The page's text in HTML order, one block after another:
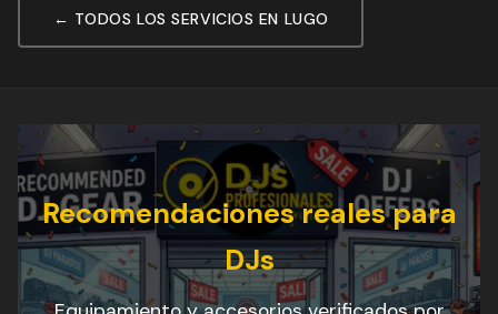
← TODOS LOS SERVICIOS EN LUGO
Recomendaciones reales para
DJs